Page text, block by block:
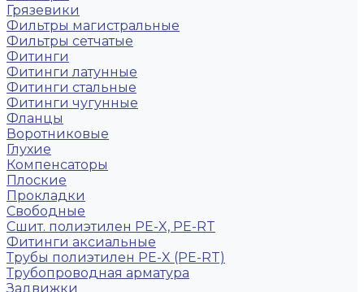
Грязевики
Фильтры магистральные
Фильтры сетчатые
Фитинги
Фитинги латунные
Фитинги стальные
Фитинги чугунные
Фланцы
Воротниковые
Глухие
Компенсаторы
Плоские
Прокладки
Свободные
Сшит. полиэтилен PE-X, PE-RT
Фитинги аксиальные
Трубы полиэтилен PE-X (PE-RT)
Трубопроводная арматура
Задвижки